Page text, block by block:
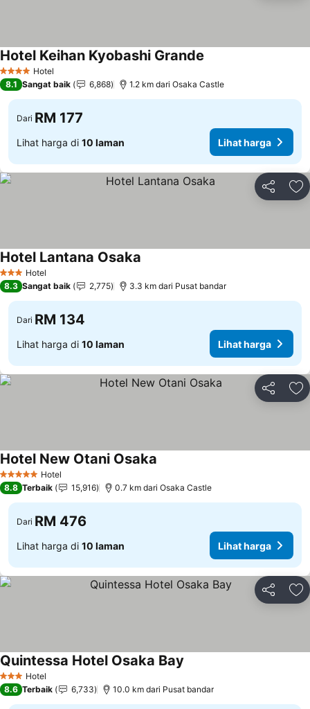
4 BintangHotel
Hotel Keihan Kyobashi Grande
8.1 Sangat baik 6,868 1.2 km dari Osaka Castle
Dari RM 177
Lihat harga di 10 laman Lihat harga
Kongsi
3 BintangHotel
Hotel Lantana Osaka
8.3 Sangat baik 2,775 3.3 km dari Pusat bandar
Dari RM 134
Lihat harga di 10 laman Lihat harga
Kongsi
5 Bintang Hotel
Hotel New Otani Osaka
8.8 Terbaik 15,916 0.7 km dari Osaka Castle
Dari RM 476
Lihat harga di 10 laman Lihat harga
Kongsi
3 BintangHotel
Quintessa Hotel Osaka Bay
8.6 Terbaik 6,733 10.0 km dari Pusat bandar